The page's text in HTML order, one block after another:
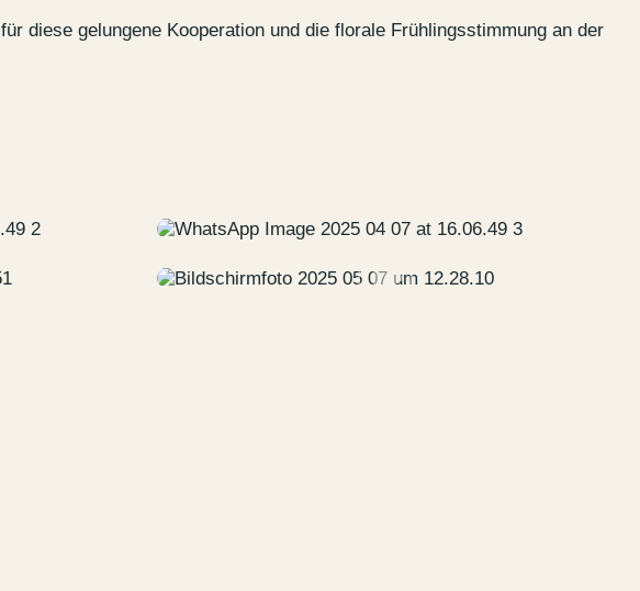
Wedding Planner
Storeplan
Anfahrt & Parken
Nachhaltigkeit
diese gelungene Kooperation und die florale Frühlingsstimmung an der